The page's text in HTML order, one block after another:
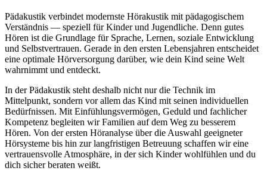
Pädakustik verbindet modernste Hörakustik mit pädagogischem
Verständnis — speziell für Kinder und Jugendliche. Denn gutes
Hören ist die Grundlage für Sprache, Lernen, soziale Entwicklung
und Selbstvertrauen. Gerade in den ersten Lebensjahren entscheidet
eine optimale Hörversorgung darüber, wie dein Kind seine Welt
wahrnimmt und entdeckt.
In der Pädakustik steht deshalb nicht nur die Technik im
Mittelpunkt, sondern vor allem das Kind mit seinen individuellen
Bedürfnissen. Mit Einfühlungsvermögen, Geduld und fachlicher
Kompetenz begleiten wir Familien auf dem Weg zu besserem
Hören. Von der ersten Höranalyse über die Auswahl geeigneter
Hörsysteme bis hin zur langfristigen Betreuung schaffen wir eine
vertrauensvolle Atmosphäre, in der sich Kinder wohlfühlen und du
dich sicher beraten weißt.